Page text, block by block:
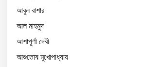
আবুল বাশার
আল মাহমুদ
আশাপূর্ণা দেবী
আশুতোষ মুখোপাধ্যায়